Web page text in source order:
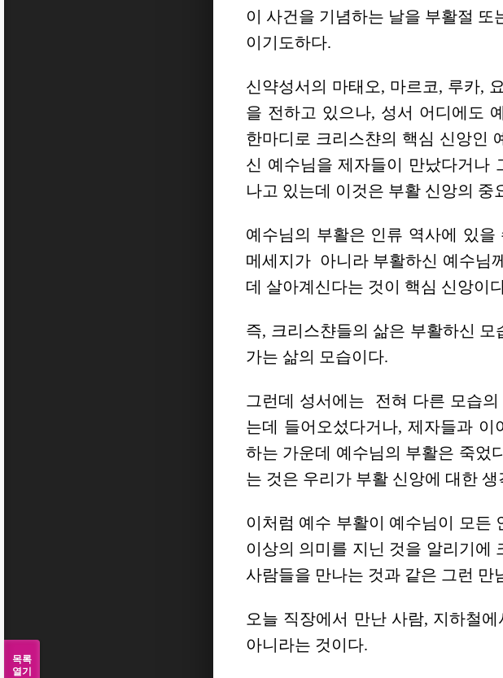
이 사건을 기념하는 날을 부활절 또
이기도하다.
신약성서의 마태오, 마르코, 루카,
을 전하고 있으나, 성서 어디에도
한마디로 크리스챤의 핵심 신앙인
신 예수님을 제자들이 만났다거나
나고 있는데 이것은 부활 신앙의 중
예수님의 부활은 인류 역사에 있
메세지가 아니라 부활하신 예수님
데 살아계신다는 것이 핵심 신앙이
즉, 크리스챤들의 삶은 부활하신
가는 삶의 모습이다.
그런데 성서에는
전혀 다른 모습
는데 들어오섰다거나, 제자들과
하는 가운데 예수님의 부활은 죽었
는 것은 우리가 부활 신앙에 대한
이처럼 예수 부활이 예수님이 모든
이상의 의미를 지닌 것을 알리기에
사람들을 만나는 것과 같은 그런
오늘 직장에서 만난 사람, 지하철
아니라는 것이다.
목록
열기